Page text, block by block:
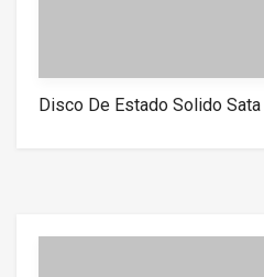
Disco De Estado Solido